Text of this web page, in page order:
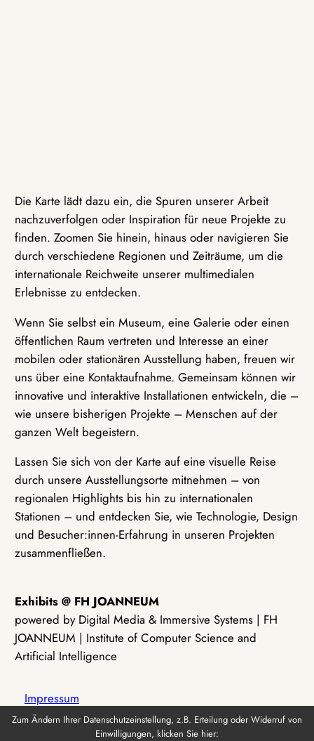
Die Karte lädt dazu ein, die Spuren unserer Arbeit
nachzuverfolgen oder Inspiration für neue Projekte zu
finden. Zoomen Sie hinein, hinaus oder navigieren Sie
durch verschiedene Regionen und Zeiträume, um die
internationale Reichweite unserer multimedialen
Erlebnisse zu entdecken.
Wenn Sie selbst ein Museum, eine Galerie oder einen
öffentlichen Raum vertreten und Interesse an einer
mobilen oder stationären Ausstellung haben, freuen wir
uns über eine Kontaktaufnahme. Gemeinsam können wir
innovative und interaktive Installationen entwickeln, die –
wie unsere bisherigen Projekte – Menschen auf der
ganzen Welt begeistern.
Lassen Sie sich von der Karte auf eine visuelle Reise
durch unsere Ausstellungsorte mitnehmen – von
regionalen Highlights bis hin zu internationalen
Stationen – und entdecken Sie, wie Technologie, Design
und Besucher:innen-Erfahrung in unseren Projekten
zusammenfließen.
Exhibits @ FH JOANNEUM
powered by Digital Media & Immersive Systems | FH
JOANNEUM | Institute of Computer Science and
Artificial Intelligence
Impressum
Zum Ändern Ihrer Datenschutzeinstellung, z.B. Erteilung oder Widerruf von
Einwilligungen, klicken Sie hier: